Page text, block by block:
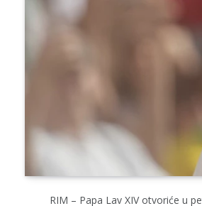
RIM – Papa Lav XIV otvoriće u